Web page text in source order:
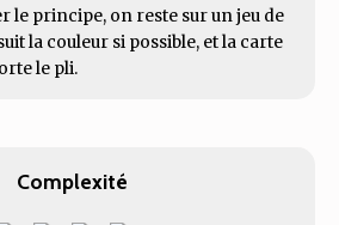
le principe, on reste sur un jeu de
la couleur si possible, et la carte
le pli.
Complexité